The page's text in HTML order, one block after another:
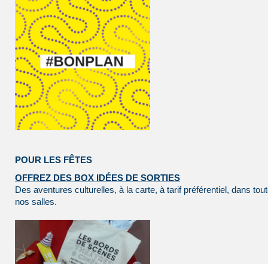
POUR LES FÊTES
OFFREZ DES BOX IDÉES DE SORTIES
Des aventures culturelles, à la carte, à tarif préférentiel, dans
nos salles.